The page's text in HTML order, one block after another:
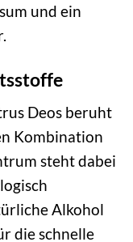
und ein
Deos beruht
Kombination
steht dabei
Alkohol
die schnelle